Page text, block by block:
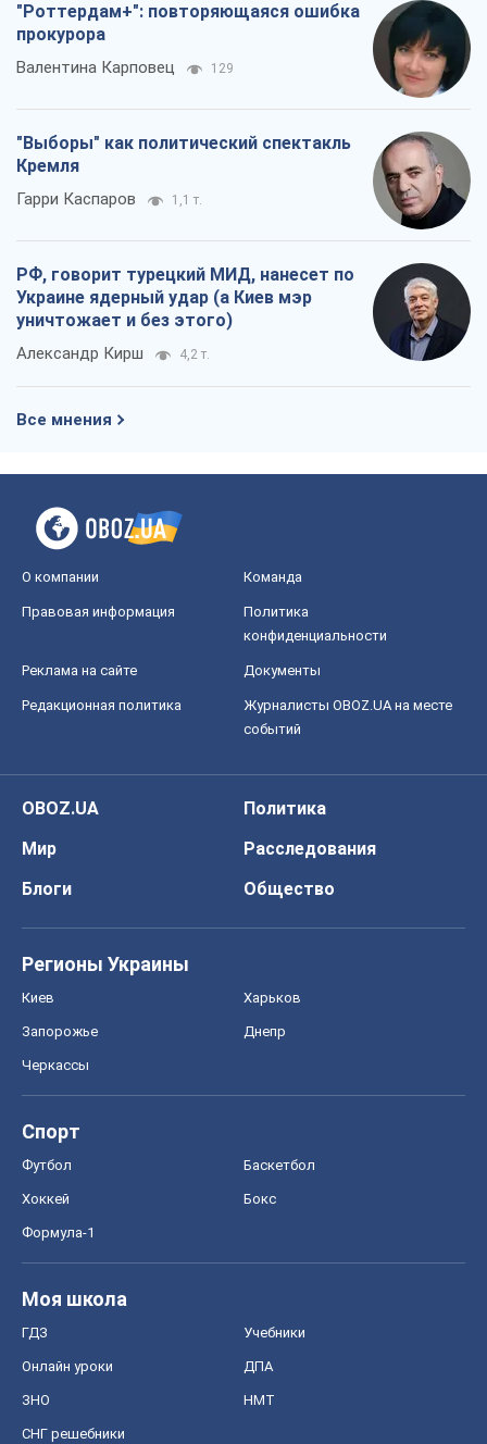
"Роттердам+": повторяющаяся ошибка
прокурора
Валентина Карповец 129
"Выборы" как политический спектакль
Кремля
Гарри Каспаров 1,1 т.
РФ, говорит турецкий МИД, нанесет по
Украине ядерный удар (а Киев мэр
уничтожает и без этого)
Александр Кирш 4,2 т.
Все мнения
О компании Команда
Правовая информация
Политика
конфиденциальности
Реклама на сайте Документы
Редакционная политика
Журналисты OBOZ.UA на месте
событий
OBOZ.UA
Политика
Мир
Расследования
Блоги
Общество
Регионы Украины
Киев Харьков
Запорожье Днепр
Черкассы
Спорт
Футбол Баскетбол
Хоккей Бокс
Формула-1
Моя школа
ГДЗ Учебники
Онлайн уроки ДПА
ЗНО НМТ
СНГ решебники